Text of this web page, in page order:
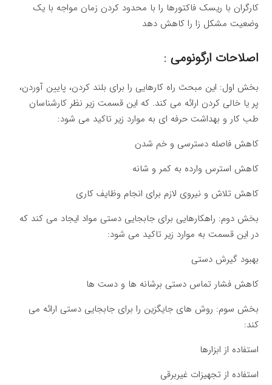
کارگران با ریسک فاکتورها را با محدود کردن زمان مواجه با یک
وضعیت مشکل زا را کاهش دهد
اصلاحات ارگونومی :
بخش اول: این مبحث راه کارهایی را برای بلند کردن، پایین آوردن،
پر یا خالی کردن ارائه می کند. که این قسمت زیر نظر کارشناسان
طب کار و بهداشت حرفه ای به موارد زیر تاکید می شود:
کاهش فاصله دسترسی و خم شدن
کاهش استرس وارده به کمر و شانه
کاهش تلاش و نیروی لازم برای انجام وظایف کاری
بخش دوم: راهکارهایی برای جابجایی دستی مواد ایجاد می کند که
در این قسمت به موارد زیر تاکید می شود:
بهبود گیرش دستی
کاهش فشار تماس دستی برشانه ها و دست ها
بخش سوم: روش های جایگزین را برای جابجایی دستی ارائه می
کند:
استفاده از ابزارها
استفاده از تجهیزات غیربرقی